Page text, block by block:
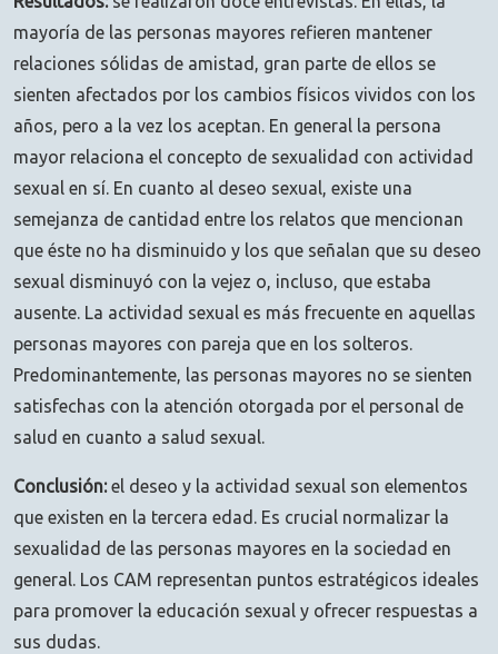
mayoría de las personas mayores refieren mantener
relaciones sólidas de amistad, gran parte de ellos se
sienten afectados por los cambios físicos vividos con los
años, pero a la vez los aceptan. En general la persona
mayor relaciona el concepto de sexualidad con actividad
sexual en sí. En cuanto al deseo sexual, existe una
semejanza de cantidad entre los relatos que mencionan
que éste no ha disminuido y los que señalan que su deseo
sexual disminuyó con la vejez o, incluso, que estaba
ausente. La actividad sexual es más frecuente en aquellas
personas mayores con pareja que en los solteros.
Predominantemente, las personas mayores no se sienten
satisfechas con la atención otorgada por el personal de
salud en cuanto a salud sexual.
Conclusión:el deseo y la actividad sexual son elementos
que existen en la tercera edad. Es crucial normalizar la
sexualidad de las personas mayores en la sociedad en
general. Los CAM representan puntos estratégicos ideales
para promover la educación sexual y ofrecer respuestas a
sus dudas.